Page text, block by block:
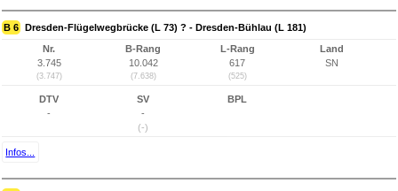
B 6 Dresden-Flügelwegbrücke (L 73) ? - Dresden-Bühlau (L 181)
Nr.
3.745
(3.747)
B-Rang
10.042
(7.638)
L-Rang
617
(525)
Land
SN
DTV
-
SV
-
(-)
BPL
Infos...